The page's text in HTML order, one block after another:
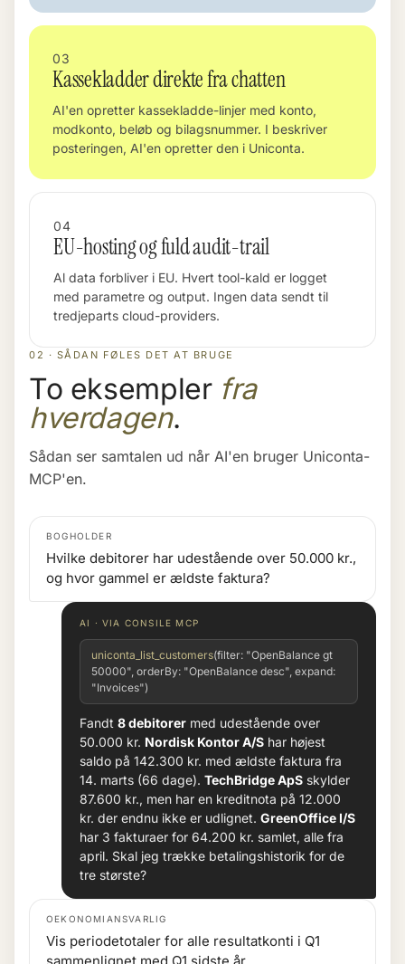
03
Kassekladder direkte fra chatten
AI'en opretter kassekladde-linjer med konto,
modkonto, beløb og bilagsnummer. I beskriver
posteringen, AI'en opretter den i Uniconta.
04
EU-hosting og fuld audit-trail
Al data forbliver i EU. Hvert tool-kald er logget
med parametre og output. Ingen data sendt til
tredjeparts cloud-providers.
02 · SÅDAN FØLES DET AT BRUGE
To eksempler fra
hverdagen.
Sådan ser samtalen ud når AI'en bruger Uniconta-
MCP'en.
BOGHOLDER
Hvilke debitorer har udestående over 50.000 kr.,
og hvor gammel er ældste faktura?
AI · VIA CONSILE MCP
uniconta_list_customers(filter: "OpenBalance gt
50000", orderBy: "OpenBalance desc", expand:
"Invoices")
Fandt 8 debitorer med udestående over
50.000 kr. Nordisk Kontor A/S har højest
saldo på 142.300 kr. med ældste faktura fra
14. marts (66 dage). TechBridge ApS skylder
87.600 kr., men har en kreditnota på 12.000
kr. der endnu ikke er udlignet. GreenOffice I/S
har 3 fakturaer for 64.200 kr. samlet, alle fra
april. Skal jeg trække betalingshistorik for de
tre største?
OEKONOMIANSVARLIG
Vis periodetotaler for alle resultatkonti i Q1